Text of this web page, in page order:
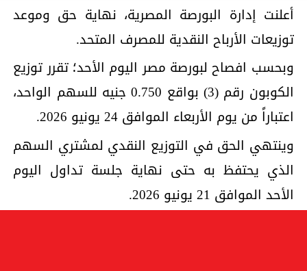
أعلنت إدارة البورصة المصرية، نهاية حق وموعد
توزيعات الأرباح النقدية للمصرف المتحد.
وبحسب افصاح لبورصة مصر اليوم الأحد؛ تقرر توزيع
الكوبون رقم (3) بواقع 0.750 جنيه للسهم الواحد،
اعتباراً من يوم الأربعاء الموافق 24 يونيو 2026.
وينتهي الحق في التوزيع النقدي لمشتري السهم
الذي يحتفظ به حتى نهاية جلسة تداول اليوم
الأحد الموافق 21 يونيو 2026.